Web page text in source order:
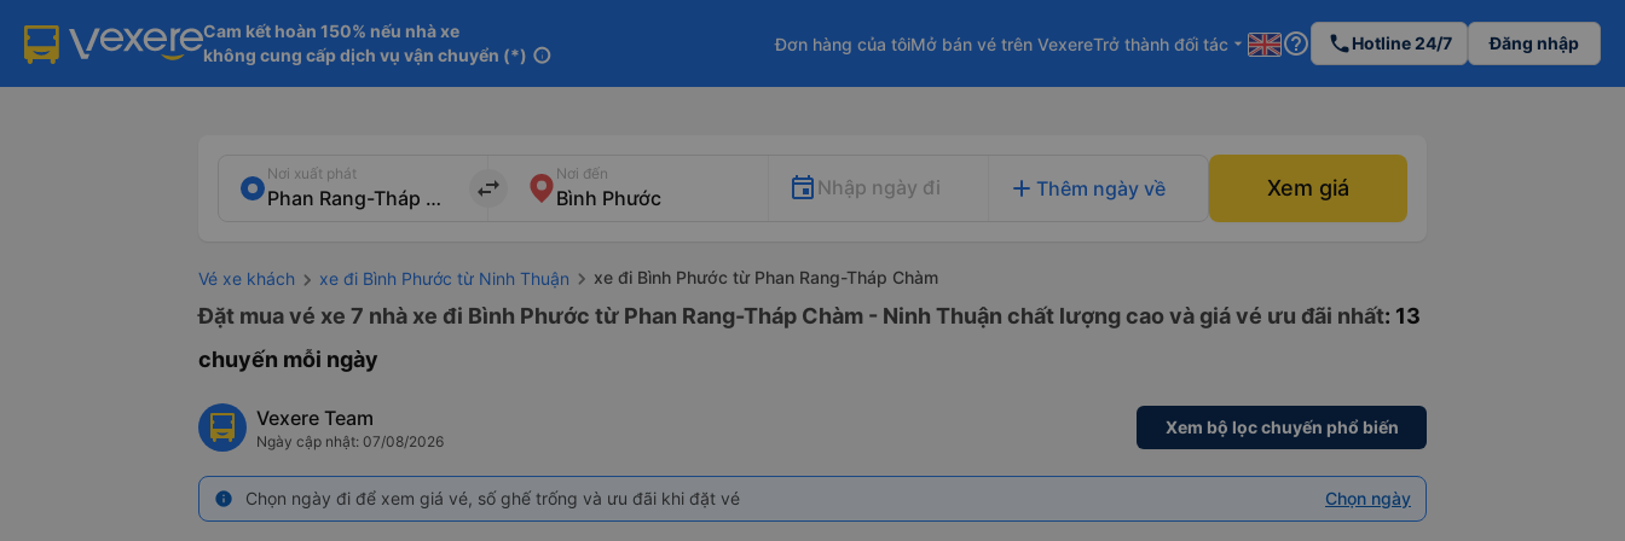
Cam kết hoàn 150% nếu nhà xe
không cung cấp dịch vụ vận chuyển (*) info
Đơn hàng của tôiMở bán vé trên VexereTrở thành đối tác arrow_drop_down help_outline phoneHotline 24/7 Đăng nhập
Nơi xuất phát
import_export
Nơi đến
Nhập ngày đi add Thêm ngày về Xem giá
Vé xe khách xe đi Bình Phước từ Ninh Thuận xe đi Bình Phước từ Phan Rang-Tháp Chàm
Đặt mua vé xe 7 nhà xe đi Bình Phước từ Phan Rang-Tháp Chàm - Ninh Thuận chất lượng cao và giá vé ưu đãi nhất: 13
chuyến mỗi ngày
Vexere Team
Ngày cập nhật: 07/08/2026
Xem bộ lọc chuyến phổ biến
info Chọn ngày đi để xem giá vé, số ghế trống và ưu đãi khi đặt vé Chọn ngày